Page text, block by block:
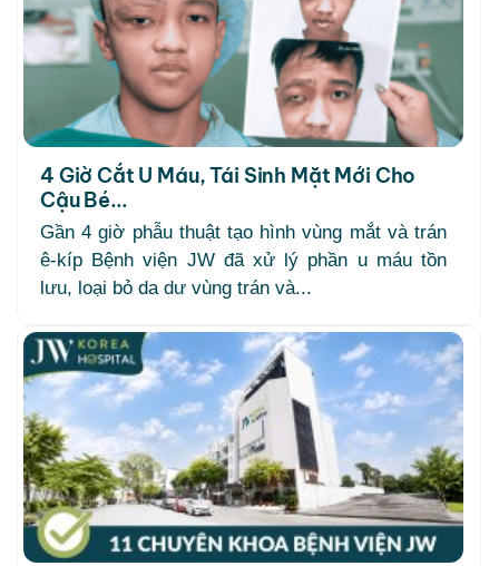
4 Giờ Cắt U Máu, Tái Sinh Mặt Mới Cho
Cậu Bé...
Gần 4 giờ phẫu thuật tạo hình vùng mắt và trán
ê-kíp Bệnh viện JW đã xử lý phần u máu tồn
lưu, loại bỏ da dư vùng trán và...